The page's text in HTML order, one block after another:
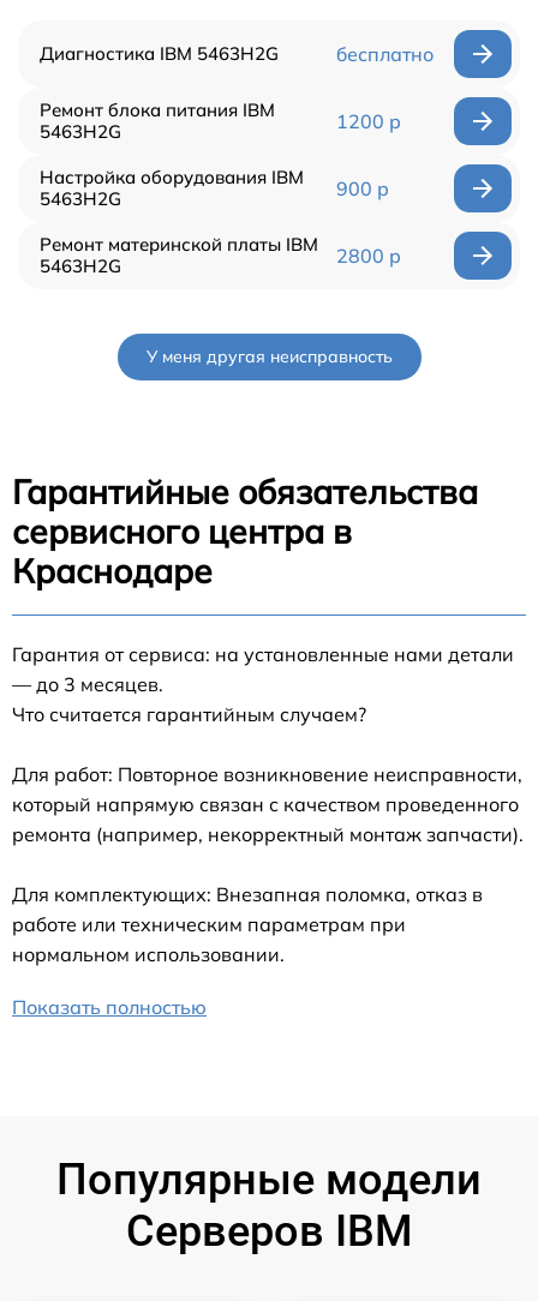
Диагностика IBM 5463H2G бесплатно
Ремонт блока питания IBM
5463H2G
1200 р
Настройка оборудования IBM
5463H2G
900 р
Ремонт материнской платы IBM
5463H2G
2800 р
У меня другая неисправность
Гарантийные обязательства
сервисного центра в
Краснодаре
Гарантия от сервиса: на установленные нами детали
— до 3 месяцев.
Что считается гарантийным случаем?
Для работ: Повторное возникновение неисправности,
который напрямую связан с качеством проведенного
ремонта (например, некорректный монтаж запчасти).
Для комплектующих: Внезапная поломка, отказ в
работе или техническим параметрам при
нормальном использовании.
Показать полностью
Популярные модели
Серверов IBM